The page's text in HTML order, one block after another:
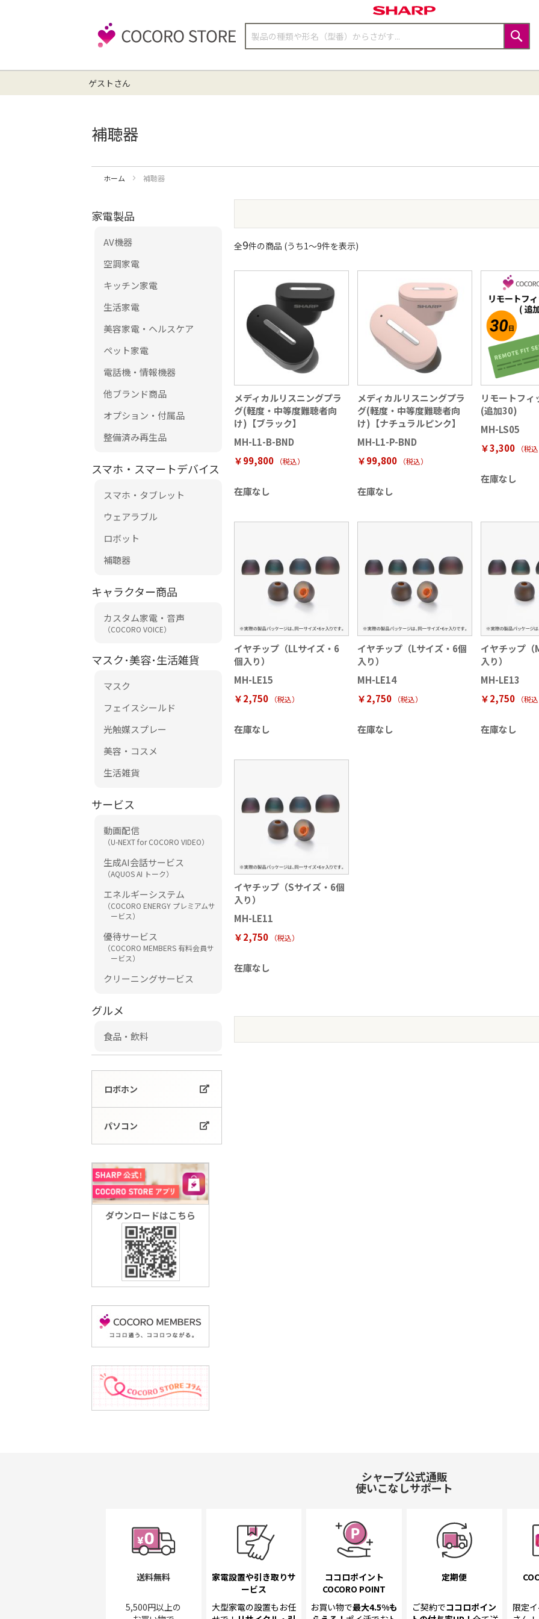
検
検
ゲストさん
補聴器
ホーム 補聴器
全9件の商品 (うち1〜9件を表示)
メディカルリスニングプラ
グ(軽度・中等度難聴者向
け)【ブラック】
MH-L1-B-BND
￥99,800
（税込）
在庫なし
メディカルリスニングプラ
グ(軽度・中等度難聴者向
け)【ナチュラルピンク】
MH-L1-P-BND
￥99,800
（税込）
在庫なし
リモートフィ
(追加30)
MH-LS05
￥3,300
（税込
在庫なし
イヤチップ（LLサイズ・6
個入り）
MH-LE15
￥2,750
（税込）
在庫なし
イヤチップ（Lサイズ・6個
入り）
MH-LE14
￥2,750
（税込）
在庫なし
イヤチップ（
入り）
MH-LE13
￥2,750
（税込
在庫なし
イヤチップ（Sサイズ・6個
入り）
MH-LE11
￥2,750
（税込）
在庫なし
家電製品
AV機器
空調家電
キッチン家電
生活家電
美容家電・ヘルスケア
ペット家電
電話機・情報機器
他ブランド商品
オプション・付属品
整備済み再生品
スマホ・スマートデバイス
スマホ・タブレット
ウェアラブル
ロボット
補聴器
キャラクター商品
カスタム家電・音声
（COCORO VOICE）
マスク･美容･生活雑貨
マスク
フェイスシールド
光触媒スプレー
美容・コスメ
生活雑貨
サービス
動画配信
（U-NEXT for COCORO VIDEO）
生成AI会話サービス
（AQUOS AI トーク）
エネルギーシステム
（COCORO ENERGY プレミアムサ
ービス）
優待サービス
（COCORO MEMBERS 有料会員サ
ービス）
クリーニングサービス
グルメ
食品・飲料
ロボホン
パソコン
ダウンロードはこちら
シャープ公式通販
使いこなしサポート
送料無料
5,500円以上の
家電設置や引き取りサ
ービス
大型家電の設置も お任
ココロポイント
COCORO POINT
お買い物で最大4.5%も
定期便
ご契約でココロポイン
限定